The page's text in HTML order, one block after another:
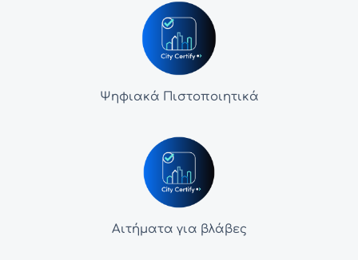
Ψηφιακά Πιστοποιητικά
Αιτήματα για βλάβες